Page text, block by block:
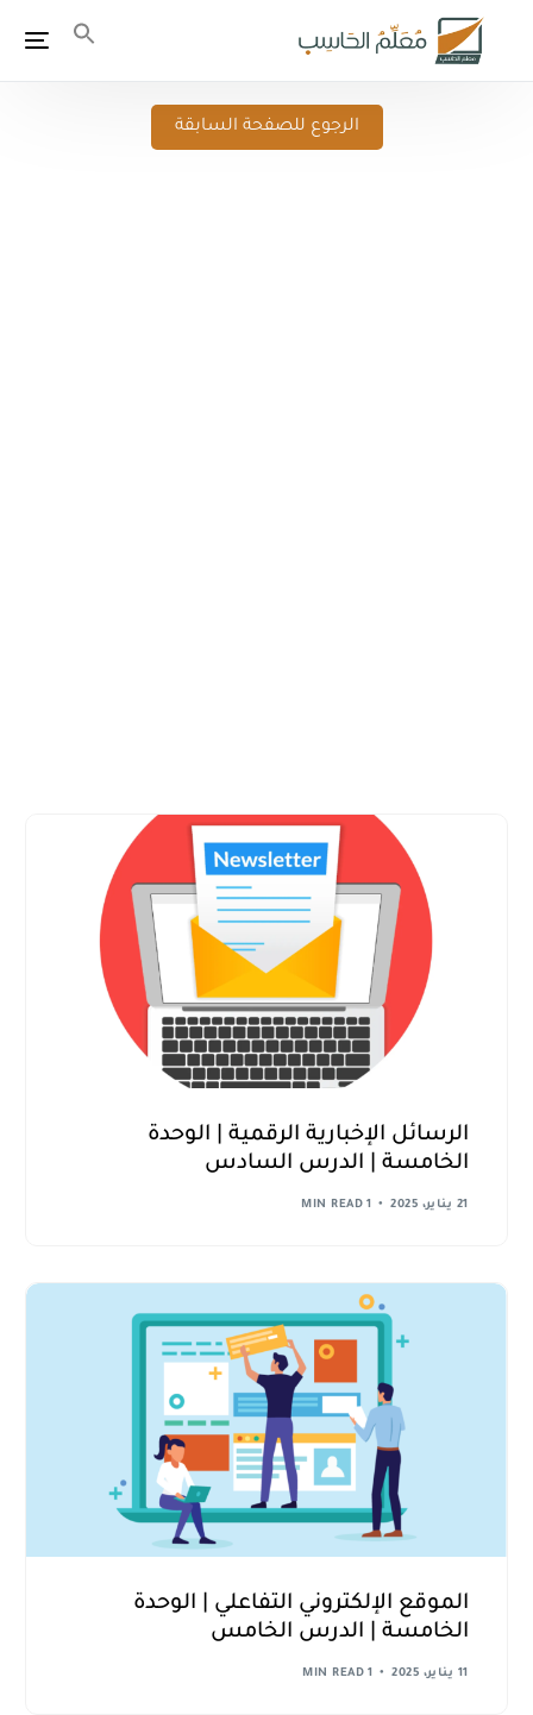
الرجوع للصفحة السابقة
الرسائل الإخبارية الرقمية | الوحدة
الخامسة | الدرس السادس
21 يناير، 2025 1 MIN READ
الموقع الإلكتروني التفاعلي | الوحدة
الخامسة | الدرس الخامس
11 يناير، 2025 1 MIN READ